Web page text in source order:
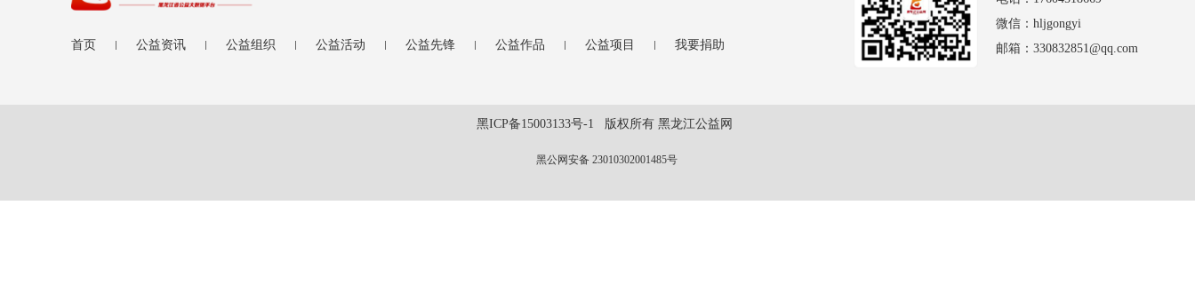
首页 公益资讯 公益组织 公益活动 公益先锋 公益作品 公益项目 我要捐助
微信：hljgongyi
邮箱：330832851@qq.com
黑ICP备15003133号-1 版权所有 黑龙江公益网
黑公网安备 23010302001485号